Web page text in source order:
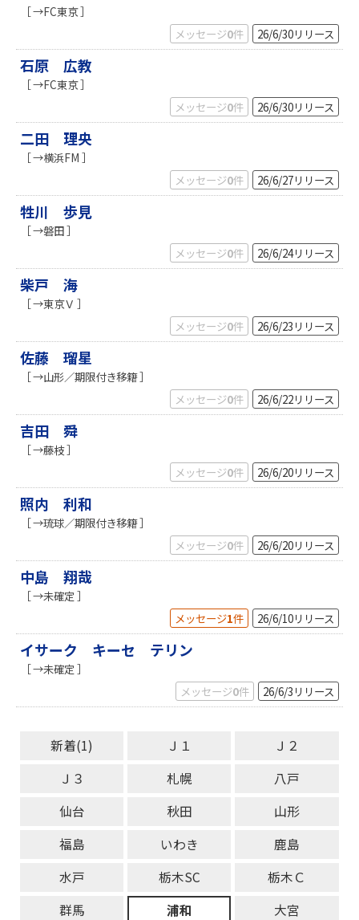
［ →FC東京 ］
メッセージ0件 26/6/30リリース
石原 広教
［ →FC東京 ］
メッセージ0件 26/6/30リリース
二田 理央
［ →横浜FM ］
メッセージ0件 26/6/27リリース
牲川 歩見
［ →磐田 ］
メッセージ0件 26/6/24リリース
柴戸 海
［ →東京Ｖ ］
メッセージ0件 26/6/23 リリース
佐藤 瑠星
［ →山形／期限付き移籍 ］
メッセージ0件 26/6/22リリース
吉田 舜
［ →藤枝 ］
メッセージ0件 26/6/20リリース
照内 利和
［ →琉球／期限付き移籍 ］
メッセージ0件 26/6/20リリース
中島 翔哉
［ →未確定 ］
メッセージ1件 26/6/10リリース
イサーク キーセ テリン
［ →未確定 ］
メッセージ0件 26/6/3 リリース
新着(1) Ｊ１
Ｊ２
Ｊ３
札幌
八戸
仙台
秋田
山形
福島
いわき
鹿島
水戸
栃木SC
栃木Ｃ
群馬
浦和
大宮